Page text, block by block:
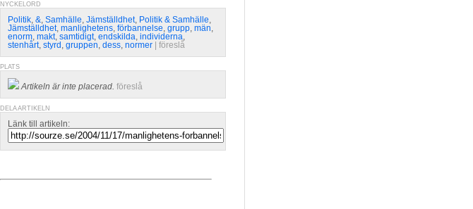
NYCKELORD
Politik, &, Samhälle, Jämställdhet, Politik & Samhälle,
Jämställdhet, manlighetens, förbannelse, grupp, män,
enorm, makt, samtidigt, endskilda, individerna,
stenhårt, styrd , gruppen, dess, normer föreslå
PLATS
Artikeln är inte placerad. föreslå
DELA ARTIKELN
Länk till artikeln: